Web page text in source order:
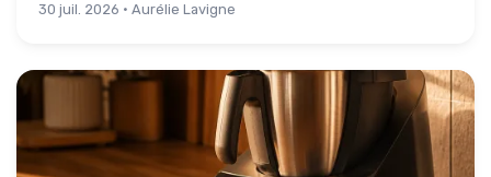
30 juil. 2026 · Aurélie Lavigne